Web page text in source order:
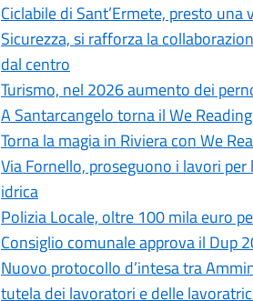
Ciclabile di Sant’Ermete, presto
Sicurezza, si rafforza la
dal centro
Turismo, nel 2026 aumento dei
A Santarcangelo torna il We
Torna la magia in Riviera con We
Via Fornello, proseguono i lavori
idrica
Polizia Locale, oltre 100 mila euro
Consiglio comunale approva il Dup
Nuovo protocollo d’intesa tra
tutela dei lavoratori e delle